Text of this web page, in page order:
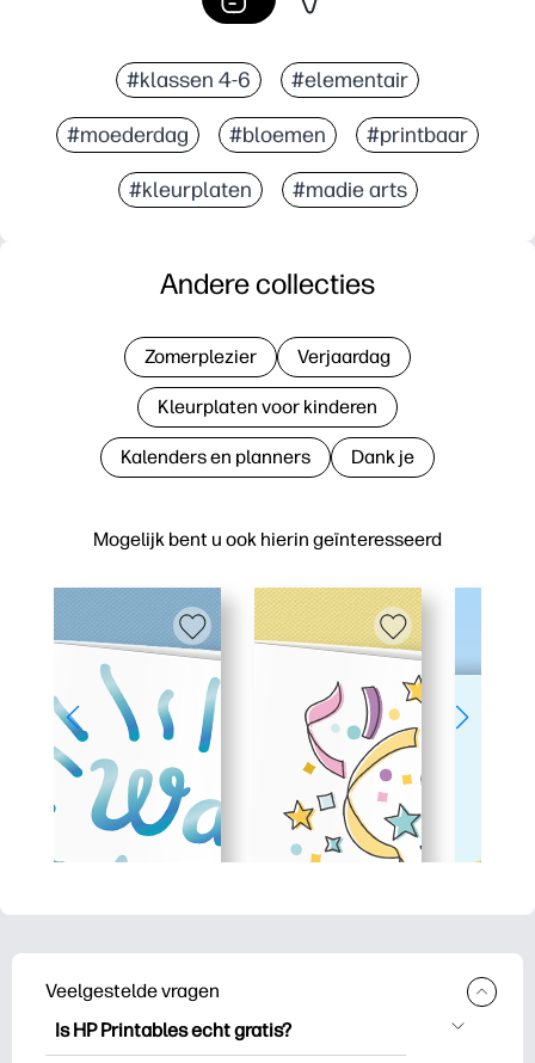
#klassen 4-6 #elementair
#moederdag #bloemen #printbaar
#kleurplaten #madie arts
Mogelijk bent u ook hierin geïnteresseerd
Andere collecties
Zomerplezier Verjaardag
Kleurplaten voor kinderen
Kalenders en planners Dank je
Veelgestelde vragen
Is HP Printables echt gratis?